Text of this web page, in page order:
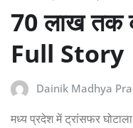
70 लाख तक
Full Story
Dainik Madhya
मध्य प्रदेश में ट्रांसफर